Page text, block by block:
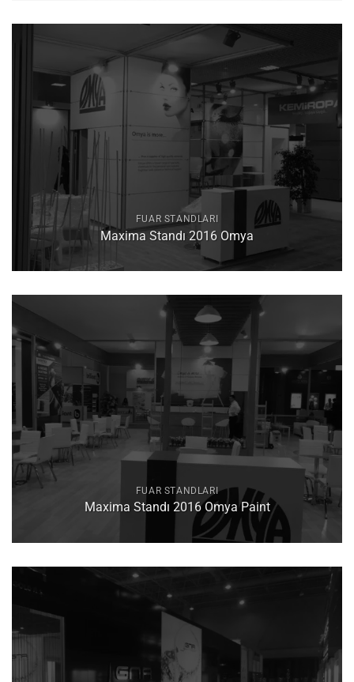
FUAR STANDLARI
Maxima Standı 2016 Omya
FUAR STANDLARI
Maxima Standı 2016 Omya Paint